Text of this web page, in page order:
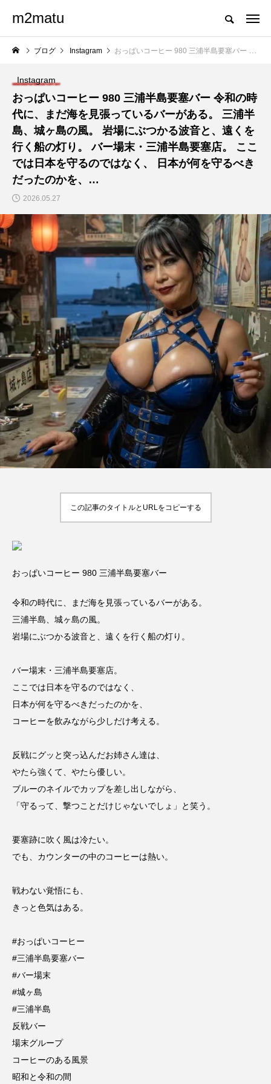
m2matu
ブログ Instagram おっぱいコーヒー 980 三浦半島要塞バー 令和の時代に、まだ海を見張っているバーがある。 三浦半島、城ヶ島の風。 岩場にぶつかる波音と、遠くを行く船の灯り。 バー場末・三浦半島要塞店。 ここでは日本を守るのではなく、 日本が何を守るべきだったのかを、…
Instagram
おっぱいコーヒー 980 三浦半島要塞バー 令和の時
代に、まだ海を見張っているバーがある。 三浦半
島、城ヶ島の風。 岩場にぶつかる波音と、遠くを
行く船の灯り。 バー場末・三浦半島要塞店。 ここ
では日本を守るのではなく、 日本が何を守るべき
だったのかを、…
2026.05.27
この記事のタイトルとURLをコピーする
おっぱいコーヒー 980 三浦半島要塞バー
令和の時代に、まだ海を見張っているバーがある。
三浦半島、城ヶ島の風。
岩場にぶつかる波音と、遠くを行く船の灯り。
バー場末・三浦半島要塞店。
ここでは日本を守るのではなく、
日本が何を守るべきだったのかを、
コーヒーを飲みながら少しだけ考える。
反戦にグッと突っ込んだお姉さん達は、
やたら強くて、やたら優しい。
ブルーのネイルでカップを差し出しながら、
「守るって、撃つことだけじゃないでしょ」と笑う。
要塞跡に吹く風は冷たい。
でも、カウンターの中のコーヒーは熱い。
戦わない覚悟にも、
きっと色気はある。
#おっぱいコーヒー
#三浦半島要塞バー
#バー場末
#城ヶ島
#三浦半島
反戦バー
場末グループ
コーヒーのある風景
昭和と令和の間